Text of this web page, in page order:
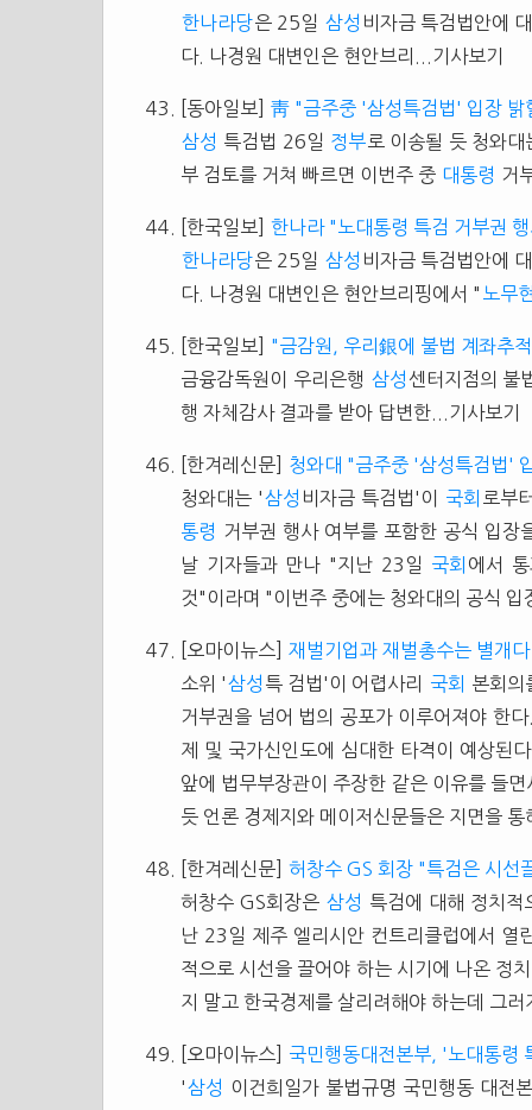
한나라당은 25일 삼성 비자금 특검법안에
다. 나경원 대변인은 현안브리...기사보기
[동아일보] 靑 "금주중 '삼성특검법' 입장 밝
삼성 특검법 26일 정부로 이송될 듯 청와대
부 검토를 거쳐 빠르면 이번주 중 대통령 거
[한국일보] 한나라 "노대통령 특검 거부권
한나라당은 25일 삼성 비자금 특검법안에
다. 나경원 대변인은 현안브리핑에서 " 노무
[한국일보]
"금감원, 우리銀에 불법 계좌추
금융감독원이 우리은행 삼성 센터지점의 불
행 자체감사 결과를 받아 답변한...기사보기
[한겨레신문]
청와대 "금주중 '삼성특검법'
청와대는 '삼성 비자금 특검법'이 국회 로부
통령
거부권 행사 여부를 포함한 공식 입
날 기자들과 만나 "지난 23일 국회 에서
것"이라며 "이번주 중에는 청와대의 공식 입
[오마이뉴스] 재벌기업과 재벌총수는 별개다
소위 '삼성 특 검법'이 어렵사리 국회
본회의
거부권을 넘어 법의 공포가 이루어져야 한
제 및 국가신인도에 심대한 타격이 예상된
앞에 법무부장관이 주장한 같은 이유를 들
듯 언론 경제지와 메이저신문들은 지면을 통
[한겨레신문] 허창수 GS 회장 "특검은 시선
허창수 GS회장은 삼성 특검에 대해 정치적
난 23일 제주 엘리시안 컨트리클럽에서 열
적으로 시선을 끌어야 하는 시기에 나온 정
지 말고 한국경제를 살리려해야 하는데 그
[오마이뉴스]
국민행동대전본부, '노대통령
'삼성
이건희일가 불법규명 국민행동 대전